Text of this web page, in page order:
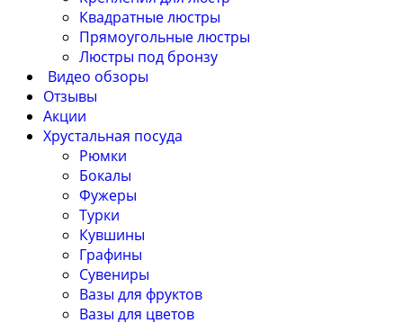
Квадратные люстры
Прямоугольные люстры
Люстры под бронзу
Видео обзоры
Отзывы
Акции
Хрустальная посуда
Рюмки
Бокалы
Фужеры
Турки
Кувшины
Графины
Сувениры
Вазы для фруктов
Вазы для цветов